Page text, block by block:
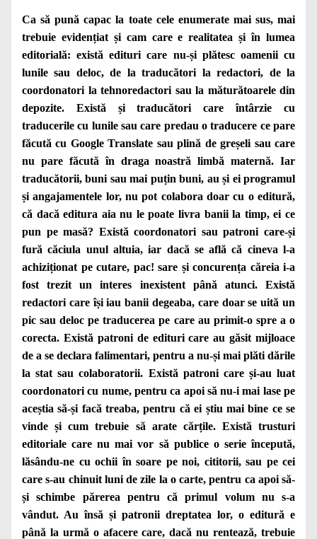
Ca să pună capac la toate cele enumerate mai sus, mai
trebuie evidențiat și cam care e realitatea și în lumea
editorială: există edituri care nu-și plătesc oamenii cu
lunile sau deloc, de la traducători la redactori, de la
coordonatori la tehnoredactori sau la măturătoarele din
depozite. Există și traducători care întârzie cu
traducerile cu lunile sau care predau o traducere ce pare
făcută cu Google Translate sau plină de greșeli sau care
nu pare făcută în draga noastră limbă maternă. Iar
traducătorii, buni sau mai puțin buni, au și ei programul
și angajamentele lor, nu pot colabora doar cu o editură,
că dacă editura aia nu le poate livra banii la timp, ei ce
pun pe masă? Există coordonatori sau patroni care-și
fură căciula unul altuia, iar dacă se află că cineva l-a
achiziționat pe cutare, pac! sare și concurența căreia i-a
fost trezit un interes inexistent până atunci. Există
redactori care își iau banii degeaba, care doar se uită un
pic sau deloc pe traducerea pe care au primit-o spre a o
corecta. Există patroni de edituri care au găsit mijloace
de a se declara falimentari, pentru a nu-și mai plăti dările
la stat sau colaboratorii. Există patroni care și-au luat
coordonatori cu nume, pentru ca apoi să nu-i mai lase pe
aceștia să-și facă treaba, pentru că ei știu mai bine ce se
vinde și cum trebuie să arate cărțile. Există trusturi
editoriale care nu mai vor să publice o serie începută,
lăsându-ne cu ochii în soare pe noi, cititorii, sau pe cei
care s-au chinuit luni de zile la o carte, pentru ca apoi să-
și schimbe părerea pentru că primul volum nu s-a
vândut. Au însă și patronii dreptatea lor, o editură e
până la urmă o afacere care, dacă nu rentează, trebuie